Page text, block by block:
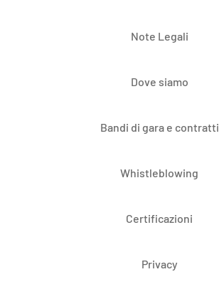
Note Legali
Dove siamo
Bandi di gara e contratti
Whistleblowing
Certificazioni
Privacy